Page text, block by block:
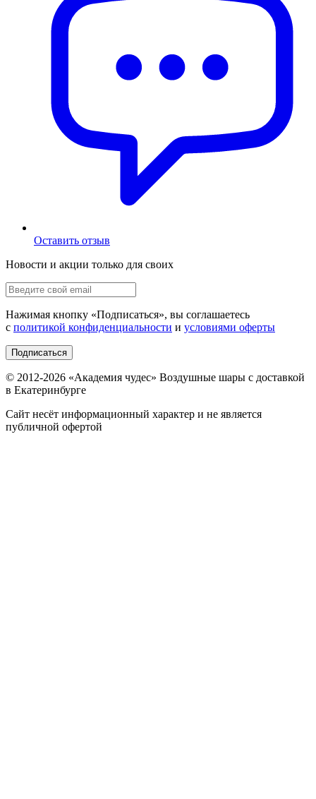
Оставить отзыв
Новости и акции только для своих
Нажимая кнопку «Подписаться», вы соглашаетесь
с политикой конфиденциальности и условиями оферты
Подписаться
© 2012-2026 «Академия чудес» Воздушные шары с доставкой
в Екатеринбурге
Сайт несёт информационный характер и не является
публичной офертой